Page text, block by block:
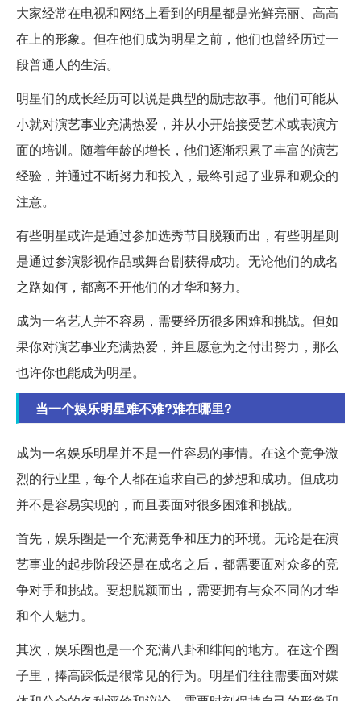
大家经常在电视和网络上看到的明星都是光鲜亮丽、高高
在上的形象。但在他们成为明星之前，他们也曾经历过一
段普通人的生活。
明星们的成长经历可以说是典型的励志故事。他们可能从
小就对演艺事业充满热爱，并从小开始接受艺术或表演方
面的培训。随着年龄的增长，他们逐渐积累了丰富的演艺
经验，并通过不断努力和投入，最终引起了业界和观众的
注意。
有些明星或许是通过参加选秀节目脱颖而出，有些明星则
是通过参演影视作品或舞台剧获得成功。无论他们的成名
之路如何，都离不开他们的才华和努力。
成为一名艺人并不容易，需要经历很多困难和挑战。但如
果你对演艺事业充满热爱，并且愿意为之付出努力，那么
也许你也能成为明星。
当一个娱乐明星难不难?难在哪里?
成为一名娱乐明星并不是一件容易的事情。在这个竞争激
烈的行业里，每个人都在追求自己的梦想和成功。但成功
并不是容易实现的，而且要面对很多困难和挑战。
首先，娱乐圈是一个充满竞争和压力的环境。无论是在演
艺事业的起步阶段还是在成名之后，都需要面对众多的竞
争对手和挑战。要想脱颖而出，需要拥有与众不同的才华
和个人魅力。
其次，娱乐圈也是一个充满八卦和绯闻的地方。在这个圈
子里，捧高踩低是很常见的行为。明星们往往需要面对媒